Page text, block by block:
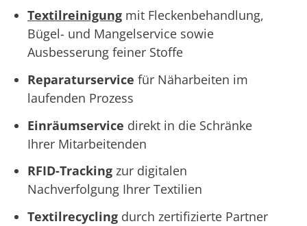
Textilreinigung mit Fleckenbehandlung,
Bügel- und Mangelservice sowie
Ausbesserung feiner Stoffe
Reparaturservice für Näharbeiten im
laufenden Prozess
Einräumservice direkt in die Schränke
Ihrer Mitarbeitenden
RFID-Tracking zur digitalen
Nachverfolgung Ihrer Textilien
Textilrecycling durch zertifizierte Partner